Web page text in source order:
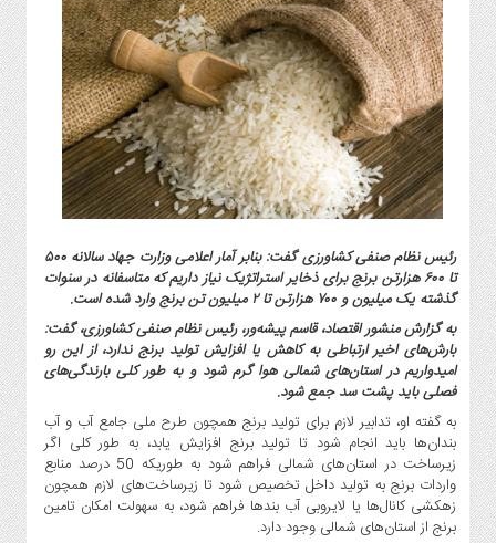
مسکن
و
شهری
گاز
و
پتروشیمی
صنعت
و
خودرو
استارت
آپ
و
فن
آوری
،
بیمه
و
ارز
دیجیتال
رئیس نظام صنفی کشاورزی گفت: بنابر آمار اعلامی وزارت جهاد سالانه ۵۰۰
تا ۶۰۰ هزارتن برنج برای ذخایر استراتژیک نیاز داریم که متاسفانه در سنوات
گذشته یک میلیون و ۷۰۰ هزارتن تا ۲ میلیون تن برنج وارد شده است.
به گزارش منشور اقتصاد، قاسم پیشه‌ور، رئیس نظام صنفی کشاورزی، گفت:
بارش‌های اخیر ارتباطی به کاهش یا افزایش تولید برنج ندارد، از این رو
امیدواریم در استان‌های شمالی هوا گرم شود و به طور کلی بارندگی‌های
فصلی باید پشت سد جمع شود.
به گفته او، تدابیر لازم برای تولید برنج همچون طرح ملی جامع آب و آب
بندان‌ها باید انجام شود تا تولید برنج افزایش یابد، به طور کلی اگر
زیرساخت در استان‌های شمالی فراهم شود به طوریکه 50 درصد منابع
واردات برنج به تولید داخل تخصیص شود تا زیرساخت‌های لازم همچون
زهکشی کانال‌ها یا لایروبی آب بند‌ها فراهم شود، به سهولت امکان تامین
برنج از استان‌های شمالی وجود دارد.